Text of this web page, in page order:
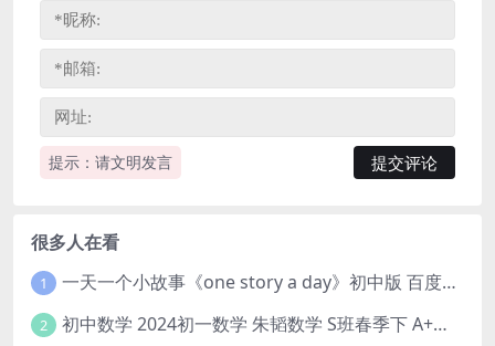
提示：请文明发言
很多人在看
1 一天一个小故事《one story a day》初中版 百度网盘分享下载
2 初中数学 2024初一数学 朱韬数学 S班春季下 A+班春季下 百度云网盘